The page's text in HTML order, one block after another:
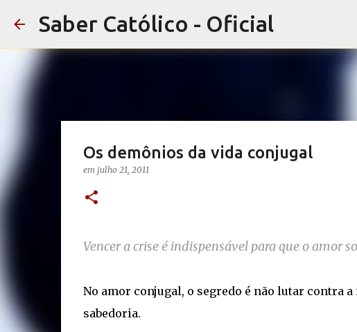
Saber Católico - Oficial
Os demônios da vida conjugal
em julho 21, 2011
Vencer a crise é indispensável para que o amor
No amor conjugal, o segredo é não lutar contra
sabedoria.